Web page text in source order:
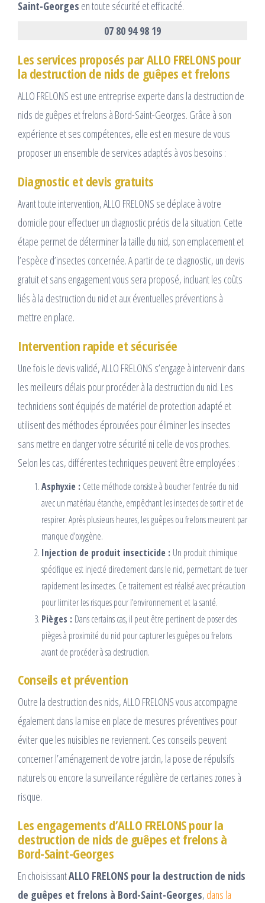
Saint-Georges en toute sécurité et efficacité.
07 80 94 98 19
Les services proposés par ALLO FRELONS pour
la destruction de nids de guêpes et frelons
ALLO FRELONS est une entreprise experte dans la destruction de
nids de guêpes et frelons à Bord-Saint-Georges. Grâce à son
expérience et ses compétences, elle est en mesure de vous
proposer un ensemble de services adaptés à vos besoins :
Diagnostic et devis gratuits
Avant toute intervention, ALLO FRELONS se déplace à votre
domicile pour effectuer un diagnostic précis de la situation. Cette
étape permet de déterminer la taille du nid, son emplacement et
l’espèce d’insectes concernée. A partir de ce diagnostic, un devis
gratuit et sans engagement vous sera proposé, incluant les coûts
liés à la destruction du nid et aux éventuelles préventions à
mettre en place.
Intervention rapide et sécurisée
Une fois le devis validé, ALLO FRELONS s’engage à intervenir dans
les meilleurs délais pour procéder à la destruction du nid. Les
techniciens sont équipés de matériel de protection adapté et
utilisent des méthodes éprouvées pour éliminer les insectes
sans mettre en danger votre sécurité ni celle de vos proches.
Selon les cas, différentes techniques peuvent être employées :
Asphyxie : Cette méthode consiste à boucher l’entrée du nid
avec un matériau étanche, empêchant les insectes de sortir et de
respirer. Après plusieurs heures, les guêpes ou frelons meurent par
manque d’oxygène.
Injection de produit insecticide : Un produit chimique
spécifique est injecté directement dans le nid, permettant de tuer
rapidement les insectes. Ce traitement est réalisé avec précaution
pour limiter les risques pour l’environnement et la santé.
Pièges : Dans certains cas, il peut être pertinent de poser des
pièges à proximité du nid pour capturer les guêpes ou frelons
avant de procéder à sa destruction.
Conseils et prévention
Outre la destruction des nids, ALLO FRELONS vous accompagne
également dans la mise en place de mesures préventives pour
éviter que les nuisibles ne reviennent. Ces conseils peuvent
concerner l’aménagement de votre jardin, la pose de répulsifs
naturels ou encore la surveillance régulière de certaines zones à
risque.
Les engagements d’ALLO FRELONS pour la
destruction de nids de guêpes et frelons à
Bord-Saint-Georges
En choisissantALLO FRELONS pour la destruction de nids
de guêpes et frelons à Bord-Saint-Georges, dans la